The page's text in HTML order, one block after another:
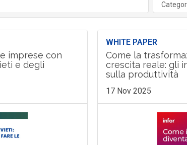
imprese con
e degli
WHITE PAPER
Come la
crescita reale: gli
sulla produttività
17 Nov 2025